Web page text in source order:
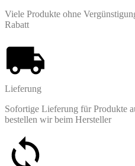
Viele Produkte ohne
Rabatt
Lieferung
Sofortige Lieferung für Produkte
bestellen wir beim Hersteller